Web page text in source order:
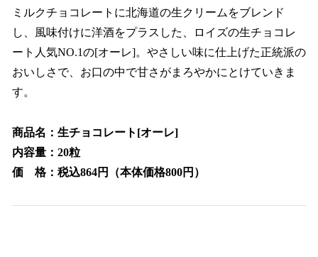
ミルクチョコレートに北海道の生クリームをブレンド
し、風味付けに洋酒をプラスした、ロイズの生チョコレ
ート人気NO.1の[オーレ]。やさしい味に仕上げた正統派の
おいしさで、お口の中で甘さがまろやかにとけていきま
す。
商品名：生チョコレート[オーレ]
内容量：20粒
価 格：税込864円（本体価格800円）